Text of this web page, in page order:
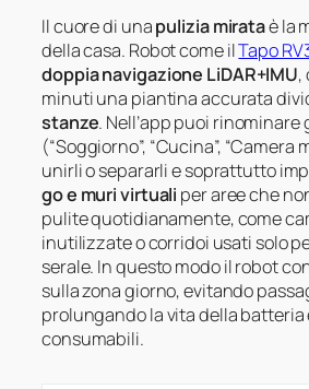
Il cuore di unapulizia mirataè la
della casa. Robot come ilTapo
doppia navigazione LiDAR+IMU,
minuti una piantina accurata
stanze. Nell’app puoi
(“Soggiorno”, “Cucina”, “Camera
unirli o separarli e soprattutto
go e muri virtuali per aree che
pulite quotidianamente, come
inutilizzate o corridoi usati solo
serale. In questo modo il robot
sulla zona giorno, evitando
prolungando la vita della batteria
consumabili.